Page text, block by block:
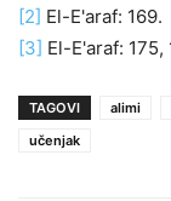
[2] El-E'araf: 169.
[3] El-E'araf: 175,
TAGOVI alimi
učenjak